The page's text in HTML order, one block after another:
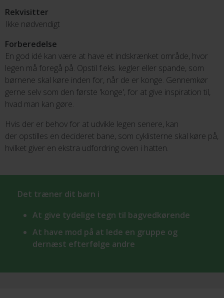
Rekvisitter
Ikke nødvendigt
Forberedelse
En god idé kan være at have et indskrænket område, hvor
legen må foregå på. Opstil f.eks. kegler eller spande, som
børnene skal køre inden for, når de er konge. Gennemkør
gerne selv som den første 'konge', for at give inspiration til,
hvad man kan gøre.
Hvis der er behov for at udvikle legen senere, kan
der opstilles en decideret bane, som cyklisterne skal køre på,
hvilket giver en ekstra udfordring oven i hatten.
Det træner dit barn i
At give tydelige tegn til bagvedkørende
At have mod på at lede en gruppe og
dernæst efterfølge andre